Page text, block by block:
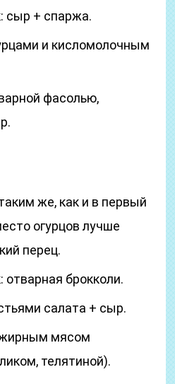
сыр + спаржа.
и кисломолочным
фасолью,
же, как и в первый
огурцов лучше
перец.
отварная брокколи.
салата + сыр.
мясом
телятиной).